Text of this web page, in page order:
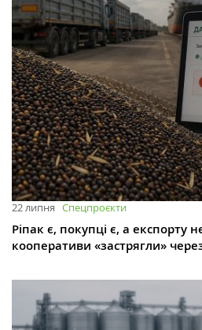
22 липня Спецпроєкти
Ріпак є, покупці є, а експорту
кооперативи «застрягли»